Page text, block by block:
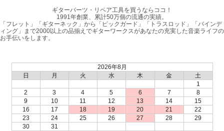
ギターパーツ・リペア工具を買うならココ！
1991年創業、累計50万個の流通の実績。
「フレット」「ギターネック」から「ピックガード」「トラスロッド」「バインデ
ィング」まで2000以上の品揃えでギターワークスがあなたの充実した音楽ライフの
お手伝いをします。
2026年8月
日
月 火 水 木 金
土
1
2
3 4 5 6 7
8
9
10 11 12 13 14
15
16
17 18 19 20 21
22
23
24 25 26 27 28
29
30
31